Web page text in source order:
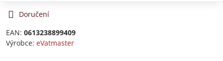
Doručení
EAN: 0613238899409
Výrobce: eVatmaster